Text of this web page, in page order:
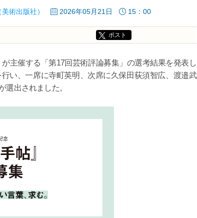
術出版社） 2026年05月21日 15：00
ポスト
主催する「第17回芸術評論募集」の選考結果を発表し
い、一席に寺町英明、次席に久保田荻須智広、渡邉武
選出されました。